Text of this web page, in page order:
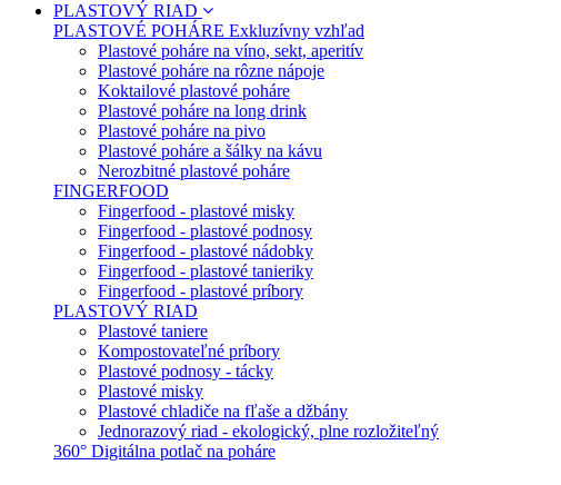
PLASTOVÝ RIAD
PLASTOVÉ POHÁRE Exkluzívny vzhľad
Plastové poháre na víno, sekt, aperitív
Plastové poháre na rôzne nápoje
Koktailové plastové poháre
Plastové poháre na long drink
Plastové poháre na pivo
Plastové poháre a šálky na kávu
Nerozbitné plastové poháre
FINGERFOOD
Fingerfood - plastové misky
Fingerfood - plastové podnosy
Fingerfood - plastové nádobky
Fingerfood - plastové tanieriky
Fingerfood - plastové príbory
PLASTOVÝ RIAD
Plastové taniere
Kompostovateľné príbory
Plastové podnosy - tácky
Plastové misky
Plastové chladiče na fľaše a džbány
Jednorazový riad - ekologický, plne rozložiteľný
360° Digitálna potlač na poháre